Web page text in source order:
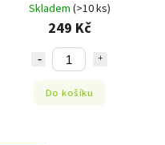
Skladem (>10 ks)
249 Kč
Do košíku